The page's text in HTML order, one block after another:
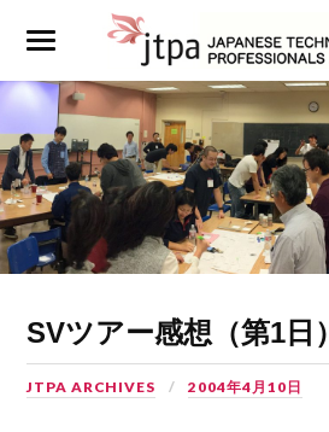
SVツアー感想（第1日）
JTPA ARCHIVES 2004年4月10日